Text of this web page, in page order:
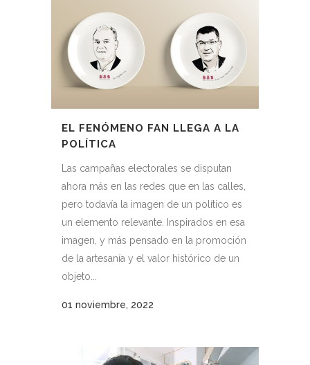
EL FENÓMENO FAN LLEGA A LA
POLÍTICA
Las campañas electorales se disputan
ahora más en las redes que en las calles,
pero todavía la imagen de un político es
un elemento relevante. Inspirados en esa
imagen, y más pensado en la promoción
de la artesanía y el valor histórico de un
objeto...
01 noviembre, 2022